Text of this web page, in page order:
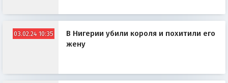
03.02.24 10:35
В Нигерии убили короля и похитили его
жену